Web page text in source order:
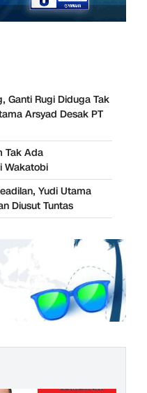
Ganti Rugi Diduga Tak
Arsyad Desak PT
Tak Ada
Wakatobi
Yudi Utama
Diusut Tuntas